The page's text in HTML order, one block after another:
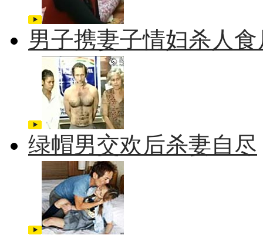
男子携妻子情妇杀人食
绿帽男交欢后杀妻自尽